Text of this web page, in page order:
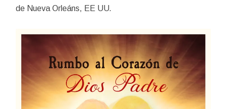
de Nueva Orleáns, EE UU.